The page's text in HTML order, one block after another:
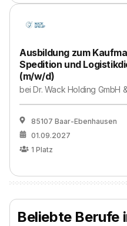
Ausbildung zum
Spedition und
(m/w/d)
beiDr. Wack Holding GmbH
85107 Baar-Ebenhausen
01.09.2027
1 Platz
Beliebte Berufe